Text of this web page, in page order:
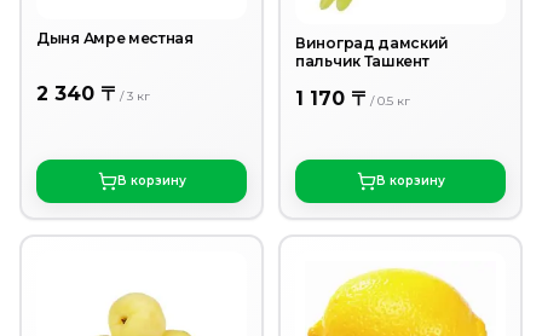
Дыня Амре местная
2 340 〒 /3 кг
В корзину
Виноград дамский
пальчик Ташкент
1 170 〒 /0.5 кг
В корзину